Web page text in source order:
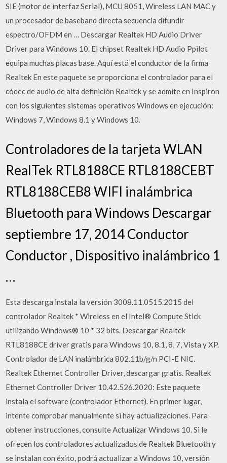
SIE (motor de interfaz Serial), MCU 8051, Wireless LAN MAC y
un procesador de baseband directa secuencia difundir
espectro/OFDM en … Descargar Realtek HD Audio Driver
Driver para Windows 10. El chipset Realtek HD Audio Ppilot
equipa muchas placas base. Aquí está el conductor de la firma
Realtek En este paquete se proporciona el controlador para el
códec de audio de alta definición Realtek y se admite en Inspiron
con los siguientes sistemas operativos Windows en ejecución:
Windows 7, Windows 8.1 y Windows 10.
Controladores de la tarjeta WLAN
RealTek RTL8188CE RTL8188CEBT
RTL8188CEB8 WIFI inalámbrica
Bluetooth para Windows Descargar
septiembre 17, 2014 Conductor
Conductor , Dispositivo inalámbrico 1
…
Esta descarga instala la versión 3008.11.0515.2015 del
controlador Realtek * Wireless en el Intel® Compute Stick
utilizando Windows® 10 * 32 bits. Descargar Realtek
RTL8188CE driver gratis para Windows 10, 8.1, 8, 7, Vista y XP.
Controlador de LAN inalámbrica 802.11b/g/n PCI-E NIC.
Realtek Ethernet Controller Driver, descargar gratis. Realtek
Ethernet Controller Driver 10.42.526.2020: Este paquete
instala el software (controlador Ethernet). En primer lugar,
intente comprobar manualmente si hay actualizaciones. Para
obtener instrucciones, consulte Actualizar Windows 10. Si le
ofrecen los controladores actualizados de Realtek Bluetooth y
se instalan con éxito, podrá actualizar a Windows 10, versión